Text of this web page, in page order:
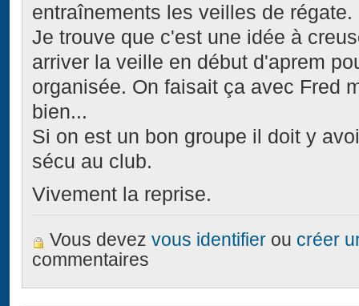
entraînements les veilles de régate.
Je trouve que c'est une idée à
arriver la veille en début d'aprem
organisée. On faisait ça avec Fred
bien...
Si on est un bon groupe il doit y
sécu au club.
Vivement la reprise.
Vous devezvous identifier ou créer
commentaires